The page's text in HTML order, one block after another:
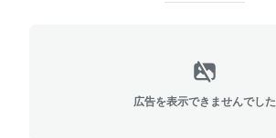
広告を表示できませんでした